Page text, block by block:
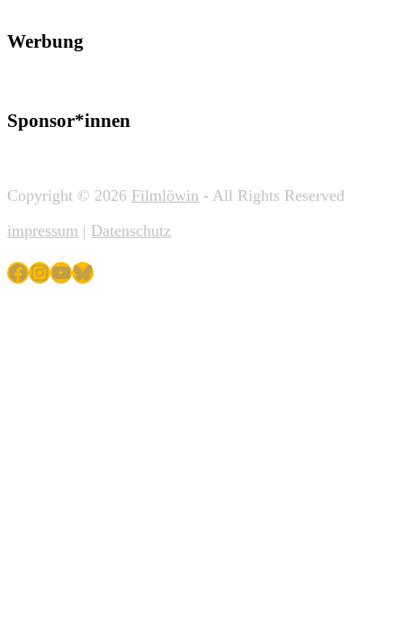
Werbung
Sponsor*innen
Copyright © 2026 Filmlöwin - All Rights Reserved
impressum | Datenschutz
Facebook
Instagram
YouTube
Bluesky